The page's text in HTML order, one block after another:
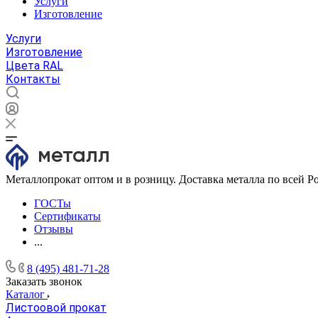
Изготовление
Услуги
Изготовление
Цвета RAL
Контакты
Металлопрокат оптом и в розницу. Доставка металла по всей
ГОСТы
Сертификаты
Отзывы
...
8 (495) 481-71-28
Заказать звонок
Каталог
Листоовой прокат